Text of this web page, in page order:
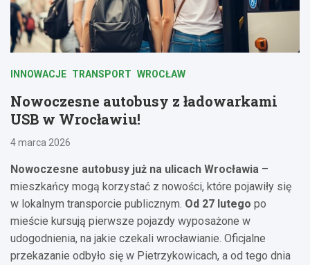
INNOWACJE TRANSPORT WROCŁAW
Nowoczesne autobusy z ładowarkami
USB w Wrocławiu!
4 marca 2026
Nowoczesne autobusy już na ulicach Wrocławia –
mieszkańcy mogą korzystać z nowości, które pojawiły się
w lokalnym transporcie publicznym. Od 27 lutego po
mieście kursują pierwsze pojazdy wyposażone w
udogodnienia, na jakie czekali wrocławianie. Oficjalne
przekazanie odbyło się w Pietrzykowicach, a od tego dnia